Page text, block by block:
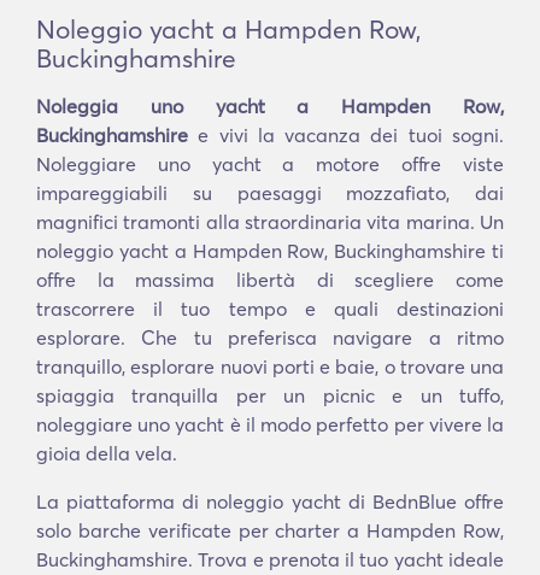
Noleggio yacht a Hampden Row,
Buckinghamshire
Noleggia uno yacht a Hampden Row,
Buckinghamshire e vivi la vacanza dei tuoi sogni.
Noleggiare uno yacht a motore offre viste
impareggiabili su paesaggi mozzafiato, dai
magnifici tramonti alla straordinaria vita marina. Un
noleggio yacht a Hampden Row, Buckinghamshire ti
offre la massima libertà di scegliere come
trascorrere il tuo tempo e quali destinazioni
esplorare. Che tu preferisca navigare a ritmo
tranquillo, esplorare nuovi porti e baie, o trovare una
spiaggia tranquilla per un picnic e un tuffo,
noleggiare uno yacht è il modo perfetto per vivere la
gioia della vela.
La piattaforma di noleggio yacht di BednBlue offre
solo barche verificate per charter a Hampden Row,
Buckinghamshire. Trova e prenota il tuo yacht ideale